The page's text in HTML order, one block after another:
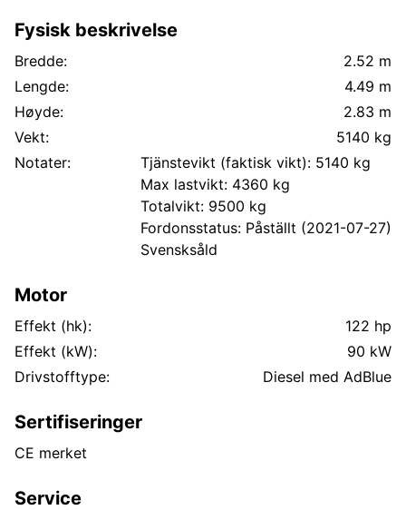
Fysisk beskrivelse
Bredde:
2.52 m
Lengde:
4.49 m
Høyde:
2.83 m
Vekt:
5140 kg
Notater:
Tjänstevikt (faktisk vikt): 5140 kg
Max lastvikt: 4360 kg
Totalvikt: 9500 kg
Fordonsstatus: Påställt (2021-07-27)
Svensksåld
Motor
Effekt (hk):
122 hp
Effekt (kW):
90 kW
Drivstofftype:
Diesel med AdBlue
Sertifiseringer
CE merket
Service